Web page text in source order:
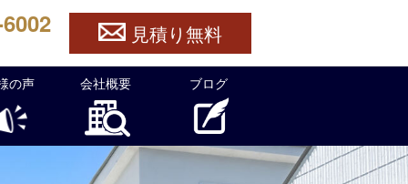
見積り無料
兵衛ルーフへ！
の声 会社概要 ブログ